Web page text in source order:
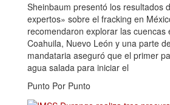
En una reciente conferencias
Sheinbaum presentó los resultados
expertos» sobre el fracking en
recomendaron explorar las cuencas
Coahuila, Nuevo León y una parte
mandataria aseguró que el primer
agua salada para iniciar el
Punto Por Punto